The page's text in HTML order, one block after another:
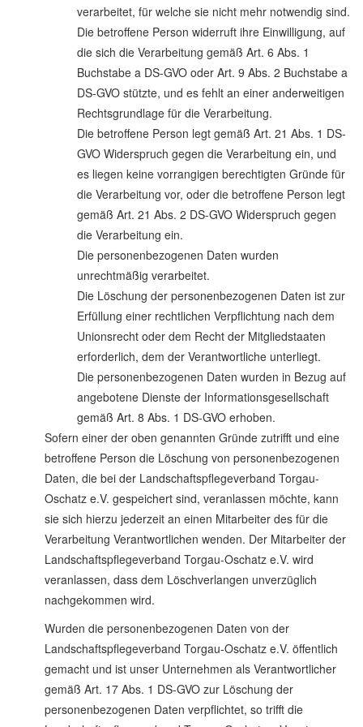
verarbeitet, für welche sie nicht mehr notwendig sind.
Die betroffene Person widerruft ihre Einwilligung, auf
die sich die Verarbeitung gemäß Art. 6 Abs. 1
Buchstabe a DS-GVO oder Art. 9 Abs. 2 Buchstabe a
DS-GVO stützte, und es fehlt an einer anderweitigen
Rechtsgrundlage für die Verarbeitung.
Die betroffene Person legt gemäß Art. 21 Abs. 1 DS-
GVO Widerspruch gegen die Verarbeitung ein, und
es liegen keine vorrangigen berechtigten Gründe für
die Verarbeitung vor, oder die betroffene Person legt
gemäß Art. 21 Abs. 2 DS-GVO Widerspruch gegen
die Verarbeitung ein.
Die personenbezogenen Daten wurden
unrechtmäßig verarbeitet.
Die Löschung der personenbezogenen Daten ist zur
Erfüllung einer rechtlichen Verpflichtung nach dem
Unionsrecht oder dem Recht der Mitgliedstaaten
erforderlich, dem der Verantwortliche unterliegt.
Die personenbezogenen Daten wurden in Bezug auf
angebotene Dienste der Informationsgesellschaft
gemäß Art. 8 Abs. 1 DS-GVO erhoben.
Sofern einer der oben genannten Gründe zutrifft und eine
betroffene Person die Löschung von personenbezogenen
Daten, die bei der Landschaftspflegeverband Torgau-
Oschatz e.V. gespeichert sind, veranlassen möchte, kann
sie sich hierzu jederzeit an einen Mitarbeiter des für die
Verarbeitung Verantwortlichen wenden. Der Mitarbeiter der
Landschaftspflegeverband Torgau-Oschatz e.V. wird
veranlassen, dass dem Löschverlangen unverzüglich
nachgekommen wird.
Wurden die personenbezogenen Daten von der
Landschaftspflegeverband Torgau-Oschatz e.V. öffentlich
gemacht und ist unser Unternehmen als Verantwortlicher
gemäß Art. 17 Abs. 1 DS-GVO zur Löschung der
personenbezogenen Daten verpflichtet, so trifft die